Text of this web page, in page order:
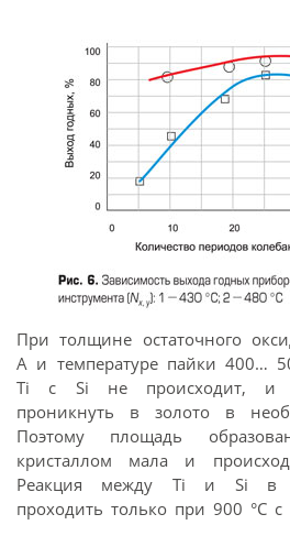
При толщине остаточного
A и температуре пайки 400…
Ti с Si не происходит, и
проникнуть в золото в
Поэтому площадь
кристаллом мала и
Реакция между Ti и Si в
проходить только при 900 °С с